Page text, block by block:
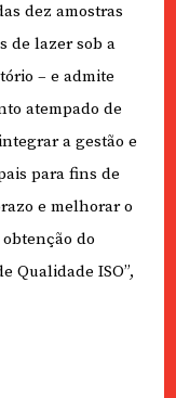
dez amostras
de lazer sob a
– e admite
atempado de
a gestão e
para fins de
e melhorar o
do
Qualidade ISO”,